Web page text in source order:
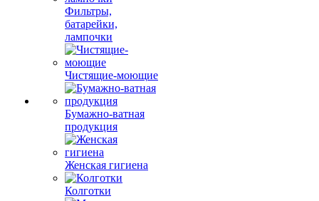
Фильтры,
батарейки,
лампочки
Чистящие-моющие
Бумажно-ватная
продукция
Женская гигиена
Колготки